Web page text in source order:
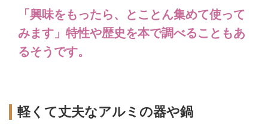
「興味をもったら、とことん集めて使って
みます」特性や歴史を本で調べることもあ
るそうです。
軽くて丈夫なアルミの器や鍋